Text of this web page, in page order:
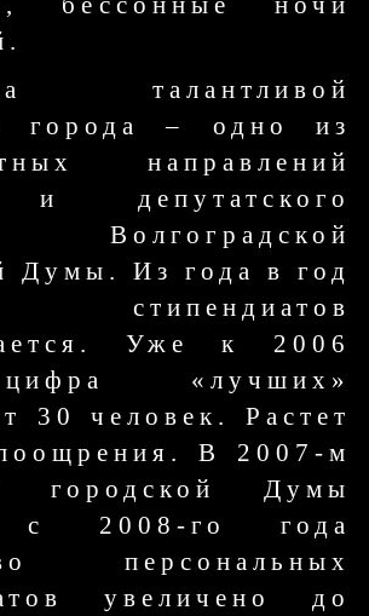
талантливой
города – одно из
направлений
депутатского
Волгоградской
Думы. Из года в год
Уже к 2006
«лучших»
30 человек. Растет
В 2007-м
городской Думы
с 2008-го года
персональных
увеличено до